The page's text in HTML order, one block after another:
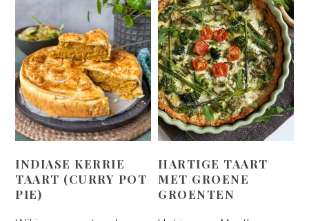
INDIASE KERRIE
TAART (CURRY POT
PIE)
HARTIGE TAART
MET GROENE
GROENTEN